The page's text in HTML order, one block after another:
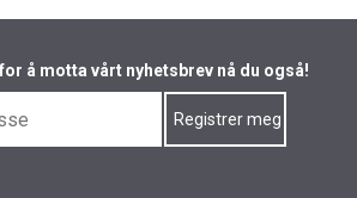
å motta vårt nyhetsbrev nå du også!